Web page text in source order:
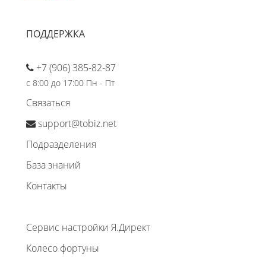
ПОДДЕРЖКА
+7 (906) 385-82-87
с 8:00 до 17:00 Пн - Пт
Связаться
support@tobiz.net
Подразделения
База знаний
Контакты
Сервис настройки Я.Директ
Колесо фортуны